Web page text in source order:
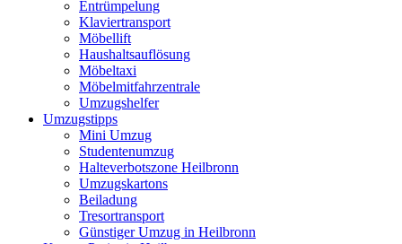
Entrümpelung
Klaviertransport
Möbellift
Haushaltsauflösung
Möbeltaxi
Möbelmitfahrzentrale
Umzugshelfer
Umzugstipps
Mini Umzug
Studentenumzug
Halteverbotszone Heilbronn
Umzugskartons
Beiladung
Tresortransport
Günstiger Umzug in Heilbronn